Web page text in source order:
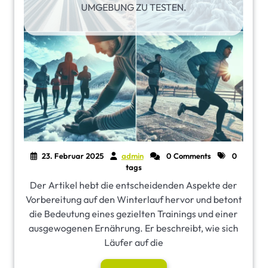
GEBUNG ZU TESTEN.
23. Februar 2025 admin 0 Comments
0
tags
Der Artikel hebt die entscheidenden Aspekte der
Vorbereitung auf den Winterlauf hervor und betont
die Bedeutung eines gezielten Trainings und einer
ausgewogenen Ernährung. Er beschreibt, wie sich
Läufer auf die